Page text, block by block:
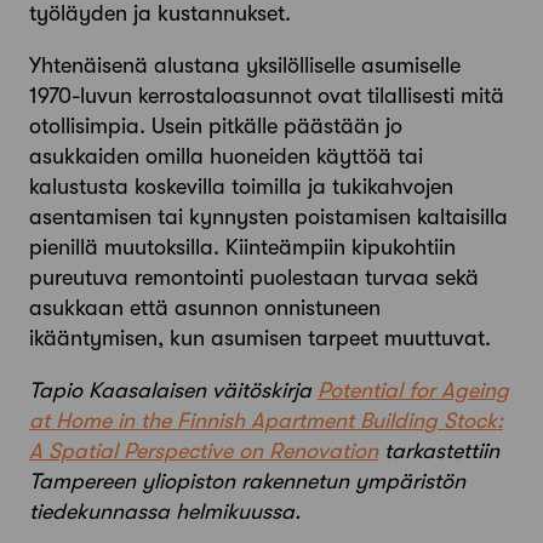
työläyden ja kustannukset.
Yhtenäisenä alustana yksilölliselle asumiselle
1970-luvun kerrostaloasunnot ovat tilallisesti mitä
otollisimpia. Usein pitkälle päästään jo
asukkaiden omilla huoneiden käyttöä tai
kalustusta koskevilla toimilla ja tukikahvojen
asentamisen tai kynnysten poistamisen kaltaisilla
pienillä muutoksilla. Kiinteämpiin kipukohtiin
pureutuva remontointi puolestaan turvaa sekä
asukkaan että asunnon onnistuneen
ikääntymisen, kun asumisen tarpeet muuttuvat.
Tapio Kaasalaisen väitöskirja Potential for Ageing
at Home in the Finnish Apartment Building Stock:
A Spatial Perspective on Renovationtarkastettiin
Tampereen yliopiston rakennetun ympäristön
tiedekunnassa helmikuussa.